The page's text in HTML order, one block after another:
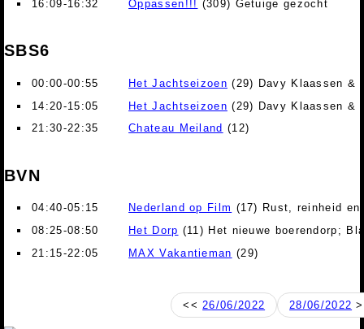
16:09-16:32
Oppassen!!! (309) Getuige gezocht
SBS6
00:00-00:55 Het Jachtseizoen (29) Davy Klaassen &
14:20-15:05
Het Jachtseizoen (29) Davy Klaassen &
21:30-22:35
Chateau Meiland (12)
BVN
04:40-05:15 Nederland op Film (17) Rust, reinheid en
08:25-08:50
Het Dorp (11) Het nieuwe boerendorp;
21:15-22:05
MAX Vakantieman (29)
<<26/06/2022 28/06/2022